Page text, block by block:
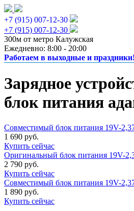
+7 (915) 007-12-30
+7 (915) 007-12-30
300м от метро Калужская
Ежедневно: 8:00 - 20:00
Работаем в выходные и праздники!
Зарядное
блок питания
Совместимый блок питания 19V-
1 690 руб.
Купить сейчас
Оригинальный блок питания 19V-
2 790 руб.
Купить сейчас
Совместимый блок питания 19V-
1 890 руб.
Купить сейчас